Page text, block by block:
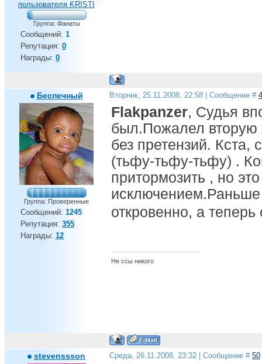
Группа: Фанаты
Сообщений: 1
Репутация: 0
Награды: 0
Беспечный
Группа: Проверенные
Сообщений: 1245
Репутация: 355
Награды: 12
Вторник, 25.11.2008, 22:58 | Сообщение #
Flakpanzer, Судья
был.Пожалел вторую
без претензий. Кста,
(тьфу-тьфу-тьфу) .
притормозить , но
исключением.Раньше
откровенно, а
Не ссы никого
stevenssson Среда, 26.11.2008, 23:32 | Сообщение # 50